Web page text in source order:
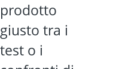
prodotto
giusto tra i
test o i